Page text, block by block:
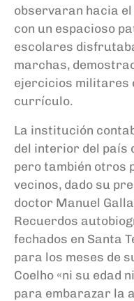
observaran hacia
con un espacioso
escolares
marchas,
ejercicios militares
currículo.
La institución
del interior del país
pero también otros
vecinos, dado su
doctor Manuel
Recuerdos
fechados en Santa
para los meses de
Coelho «ni su edad
para embarazar la